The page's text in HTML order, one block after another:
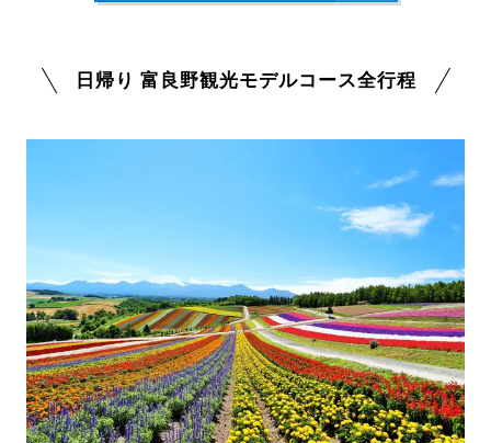
日帰り 富良野観光モデルコース全行程